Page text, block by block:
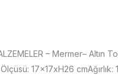
– Mermer– Altın
17x17xH26 cmAğırlık: